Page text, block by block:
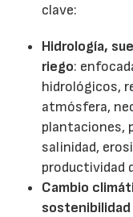
clave:
Hidrología,
riego:
hidrológicos,
atmósfera,
plantaciones,
salinidad,
productividad
Cambio